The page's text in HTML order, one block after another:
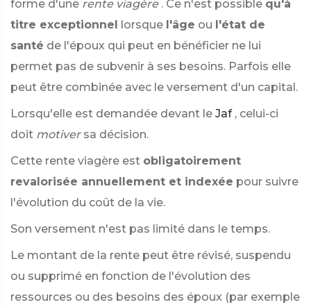
forme d'une rente viagère . Ce n'est possible qu'à
titre exceptionnel lorsque l'âge ou l'état de
santé de l'époux qui peut en bénéficier ne lui
permet pas de subvenir à ses besoins. Parfois elle
peut être combinée avec le versement d'un capital.
Lorsqu'elle est demandée devant le Jaf , celui-ci
doit motiver sa décision.
Cette rente viagère est obligatoirement
revalorisée annuellement et indexée pour suivre
l'évolution du coût de la vie.
Son versement n'est pas limité dans le temps.
Le montant de la rente peut être révisé, suspendu
ou supprimé en fonction de l'évolution des
ressources ou des besoins des époux (par exemple